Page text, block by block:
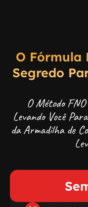
O Fórmula
Segredo
O Método
Levando Você
da Armadilha de